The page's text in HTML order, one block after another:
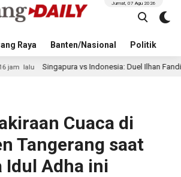
Raya Banten/Nasional Politik
Jumat, 07 Agu 2026
Singapura vs Indonesia: Duel Ilhan Fandi vs
Cuaca di
Tangerang saat
Idul Adha ini